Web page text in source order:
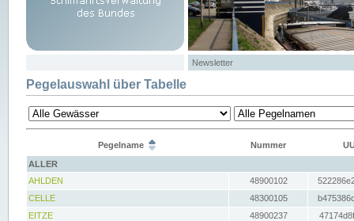
Newsletter
Pegelauswahl über Tabelle
Pegelname Nummer
ALLER
AHLDEN
48900102
CELLE
48300105
EITZE
48900237